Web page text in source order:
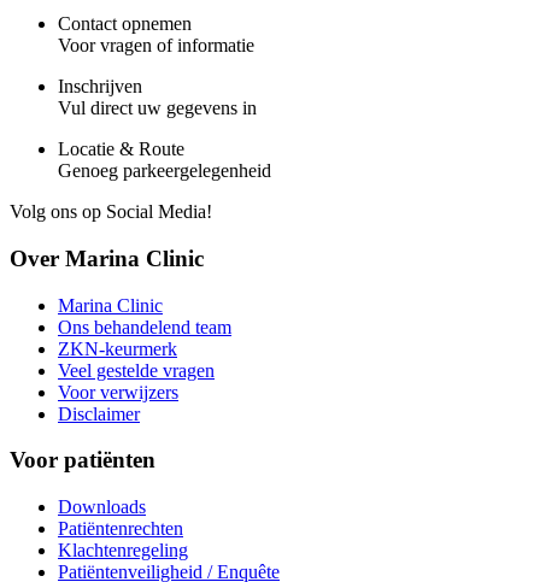
Contact opnemen
Voor vragen of informatie
Inschrijven
Vul direct uw gegevens in
Locatie & Route
Genoeg parkeergelegenheid
Volg ons op Social Media!
Over Marina Clinic
Marina Clinic
Ons behandelend team
ZKN-keurmerk
Veel gestelde vragen
Voor verwijzers
Disclaimer
Voor patiënten
Downloads
Patiëntenrechten
Klachtenregeling
Patiëntenveiligheid / Enquête